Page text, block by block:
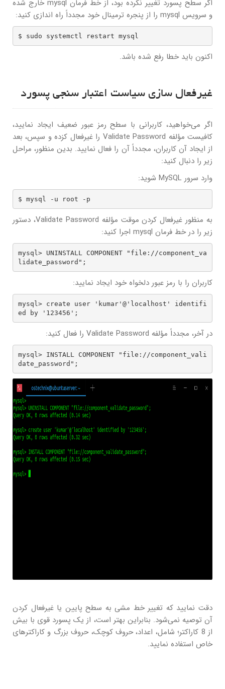
اگر سطح پسورد تغییر نکرده بود، از خط فرمان mysql خارج شده
و سرویس mysql را از پنجره ترمینال خود مجدداً راه اندازی کنید:
$ sudo systemctl restart mysql
اکنون باید خطا رفع شده باشد.
غیرفعال سازی سیاست اعتبار سنجی پسورد
اگر می‌خواهید، کاربرانی با سطح رمز عبور ضعیف ایجاد نمایید،
کافیست مؤلفه Validate Password را غیرفعال کزده و سپس، بعد
از ایجاد آن کاربران، مجدداً آن را فعال نمایید. بدین منظور، مراحل
زیر را دنبال کنید:
وارد سرور MySQL شوید:
$ mysql -u root -p
به منظور غیرفعال کردن موقت مؤلفه Validate Password، دستور
زیر را در خط فرمان mysql اجرا کنید:
mysql> UNINSTALL COMPONENT "file://component_va
lidate_password";
کاربران را با رمز عبور دلخواه خود ایجاد نمایید:
mysql> create user 'kumar'@'localhost' identifi
ed by '123456';
در آخر، مجدداً مؤلفه Validate Password را فعال کنید:
mysql> INSTALL COMPONENT "file://component_vali
date_password";
دقت نمایید که تغییر خط مشی به سطح پایین یا غیرفعال کردن
آن توصیه نمی‌شود. بنابراین بهتر است، از یک پسورد قوی با بیش
از 8 کاراکتر؛ شامل، اعداد، حروف کوچک، حروف بزرگ و کاراکترهای
خاص استفاده نمایید.